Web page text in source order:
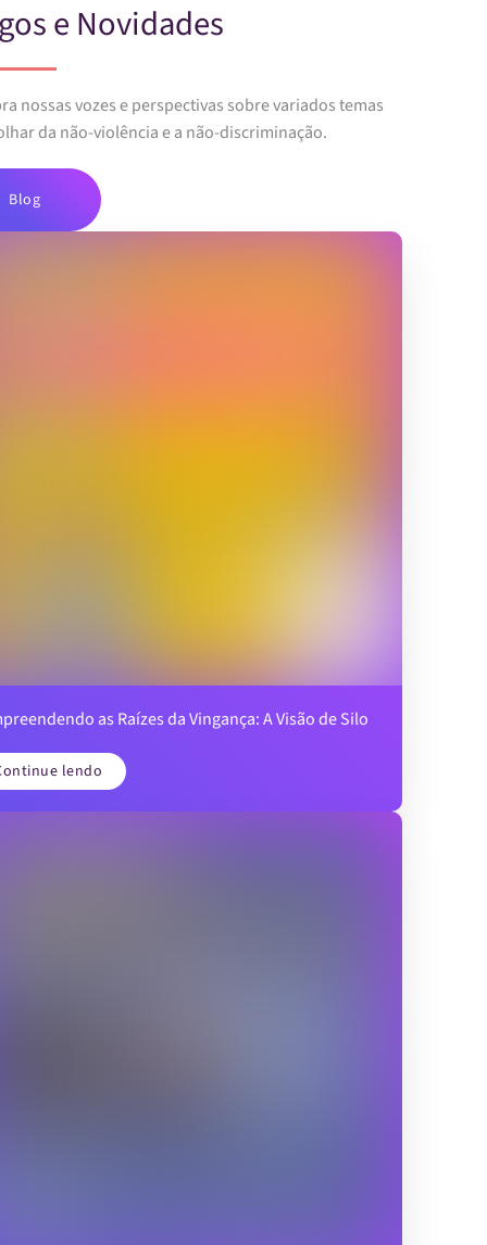
e Novidades
nossas vozes e perspectivas sobre variados temas
da não-violência e a não-discriminação.
Blog
as Raízes da Vingança: A Visão de Silo
lendo